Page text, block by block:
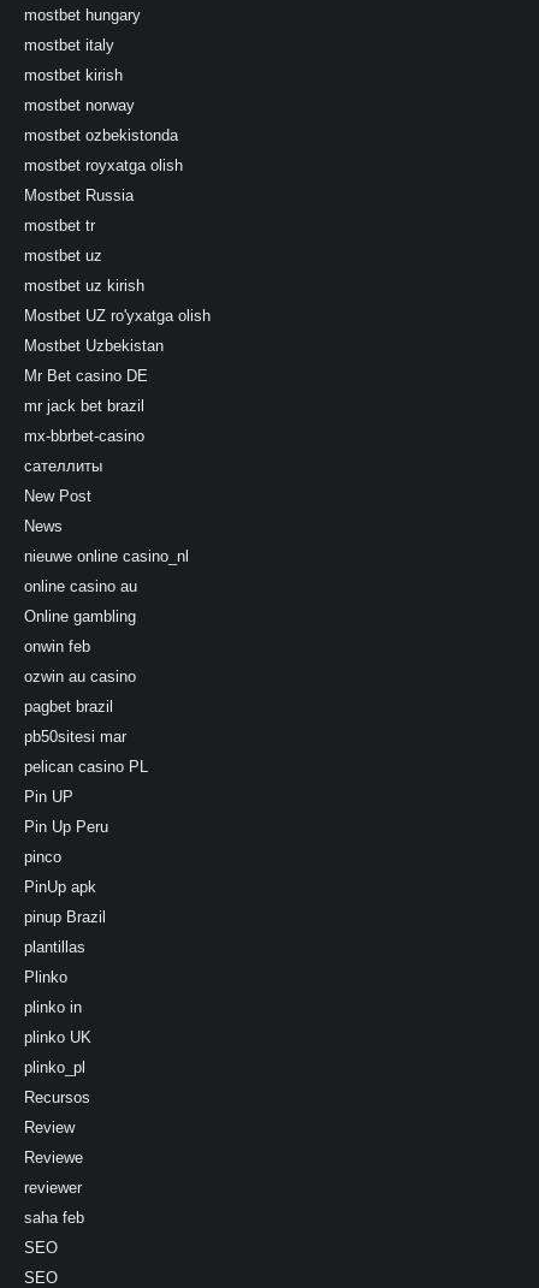
mostbet hungary
mostbet italy
mostbet kirish
mostbet norway
mostbet ozbekistonda
mostbet royxatga olish
Mostbet Russia
mostbet tr
mostbet uz
mostbet uz kirish
Mostbet UZ ro'yxatga olish
Mostbet Uzbekistan
Mr Bet casino DE
mr jack bet brazil
mx-bbrbet-casino
сателлиты
New Post
News
nieuwe online casino_nl
online casino au
Online gambling
onwin feb
ozwin au casino
pagbet brazil
pb50sitesi mar
pelican casino PL
Pin UP
Pin Up Peru
pinco
PinUp apk
pinup Brazil
plantillas
Plinko
plinko in
plinko UK
plinko_pl
Recursos
Review
Reviewe
reviewer
saha feb
SEO
SEO